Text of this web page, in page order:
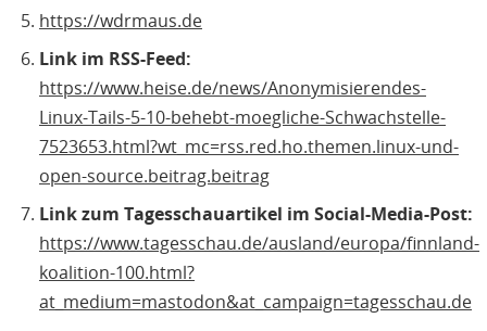
https://wdrmaus.de
Link im RSS-Feed:
https://www.heise.de/news/Anonymisierendes-
Linux-Tails-5-10-behebt-moegliche-Schwachstelle-
7523653.html?wt_mc=rss.red.ho.themen.linux-und-
open-source.beitrag.beitrag
Link zum Tagesschauartikel im Social-Media-Post:
https://www.tagesschau.de/ausland/europa/finnland-
koalition-100.html?
at_medium=mastodon&at_campaign=tagesschau.de